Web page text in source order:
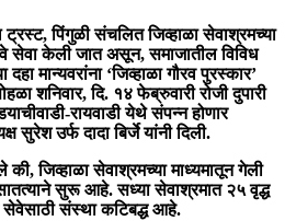
पिंगुळी संचलित जिव्हाळा सेवाश्रमच्या
सेवा केली जात असून, समाजातील विविध
मान्यवरांना ‘जिव्हाळा गौरव पुरस्कार’
शनिवार, दि. १४ फेब्रुवारी रोजी दुपारी
रायवाडी येथे संपन्न होणार
सुरेश उर्फ दादा बिर्जे यांनी दिली.
की, जिव्हाळा सेवाश्रमच्या माध्यमातून गेली
सातत्याने सुरू आहे. सध्या सेवाश्रमात २५ वृद्ध
सेवेसाठी संस्था कटिबद्ध आहे.